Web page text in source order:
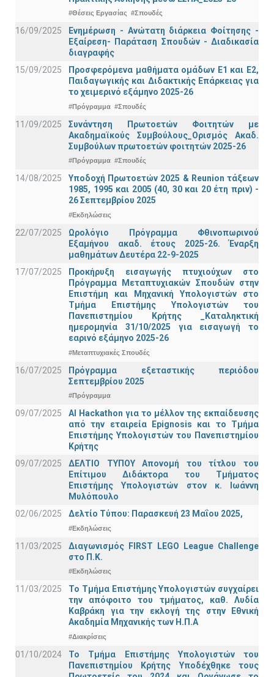
#Θέσεις Εργασίας #Σπουδές
16/09/2025
Ενημέρωση - Ανώτατη διάρκεια Φοίτησης -
Εξαίρεση- Παράταση Σπουδών - Διαδικασία
διαγραφής
15/09/2025
Προσφερόμενα μαθήματα ομάδων Ε1 και Ε2,
Παιδαγωγικής και Διδακτικής Επάρκειας για
το χειμερινό εξάμηνο 2025-26
#Πρόγραμμα #Σπουδές
11/09/2025
Συνάντηση Πρωτοετών Φοιτητών με
Ακαδημαϊκούς Συμβούλους_Ορισμός Ακαδ.
Συμβούλων πρωτοετών φοιτητών 2025-26
#Πρόγραμμα #Σπουδές
14/08/2025
Υποδοχή Πρωτοετών 2025 & Reunion τάξεων
1985, 1995 και 2005 (40, 30 και 20 έτη πριν) -
26 Σεπτεμβρίου 2025
#Εκδηλώσεις
22/07/2025
Ωρολόγιο Πρόγραμμα Φθινοπωρινού
Εξαμήνου ακαδ. έτους 2025-26. Έναρξη
μαθημάτων Δευτέρα 22-9-2025
17/07/2025
Προκήρυξη εισαγωγής πτυχιούχων στo
Πρόγραμμα Μεταπτυχιακών Σπουδών στην
Επιστήμη και Μηχανική Υπολογιστών στο
Τμήμα Eπιστήμης Υπολογιστών του
Πανεπιστημίου Κρήτης _Καταληκτική
ημερομηνία 31/10/2025 για εισαγωγή το
εαρινό εξάμηνο 2025-26
#Μεταπτυχιακές Σπουδές
16/07/2025
Πρόγραμμα εξεταστικής περιόδου
Σεπτεμβρίου 2025
#Πρόγραμμα
09/07/2025
AI Hackathon για το μέλλον της εκπαίδευσης
από την εταιρεία Epignosis και το Τμήμα
Επιστήμης Υπολογιστών του Πανεπιστημίου
Κρήτης
09/07/2025
ΔΕΛΤΙΟ ΤΥΠΟΥ Απονομή του τίτλου του
Επίτιμου Διδάκτορα του Τμήματος
Επιστήμης Υπολογιστών στον κ. Ιωάννη
Μυλόπουλο
02/06/2025
Δελτίο Τύπου: Παρασκευή 23 Μαΐου 2025,
#Εκδηλώσεις
11/03/2025
Διαγωνισμός FIRST LEGO League Challenge
στο Π.Κ.
#Εκδηλώσεις
11/03/2025
Το Τμήμα Επιστήμης Υπολογιστών συγχαίρει
την απόφοιτο του τμήματος, καθ. Λυδία
Καβράκη για την εκλογή της στην Εθνική
Ακαδημία Μηχανικής των Η.Π.Α
#Διακρίσεις
01/10/2024
Το Τμήμα Επιστήμης Υπολογιστών του
Πανεπιστημίου Κρήτης Υποδέχθηκε τους